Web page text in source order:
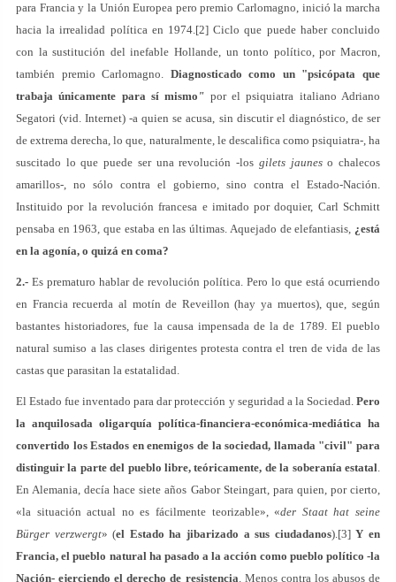
para Francia y la Unión Europea pero premio Carlomagno, inició la marcha
hacia la irrealidad política en 1974.[2] Ciclo que puede haber concluido
con la sustitución del inefable Hollande, un tonto político, por Macron,
también premio Carlomagno. Diagnosticado como un "psicópata que
trabaja únicamente para sí mismo " por el psiquiatra italiano Adriano
Segatori (vid. Internet) -a quien se acusa, sin discutir el diagnóstico, de ser
de extrema derecha, lo que, naturalmente, le descalifica como psiquiatra-, ha
suscitado lo que puede ser una revolución -los gilets jauneso chalecos
amarillos-, no sólo contra el gobierno, sino contra el Estado-Nación.
Instituido por la revolución francesa e imitado por doquier, Carl Schmitt
pensaba en 1963, que estaba en las últimas. Aquejado de elefantiasis, ¿está
en la agonía, o quizá en coma?
2.- Es prematuro hablar de revolución política. Pero lo que está ocurriendo
en Francia recuerda al motín de Reveillon (hay ya muertos), que, según
bastantes historiadores, fue la causa impensada de la de 1789. El pueblo
natural sumiso a las clases dirigentes protesta contra el tren de vida de las
castas que parasitan la estatalidad.
El Estado fue inventado para dar protección y seguridad a la Sociedad. Pero
la anquilosada oligarquía política-financiera-económica-mediática ha
convertido los Estados en enemigos de la sociedad, llamada "civil" para
distinguir la parte del pueblo libre, teóricamente, de la soberanía estatal.
En Alemania, decía hace siete años Gabor Steingart, para quien, por cierto,
«la situación actual no es fácilmente teorizable», «der Staat hat seine
Bürger verzwergt» (el Estado ha jibarizado a sus ciudadanos).[3]Y en
Francia, el pueblo natural ha pasado a la acción como pueblo político -la
Nación- ejerciendo el derecho de resistencia. Menos contra los abusos de